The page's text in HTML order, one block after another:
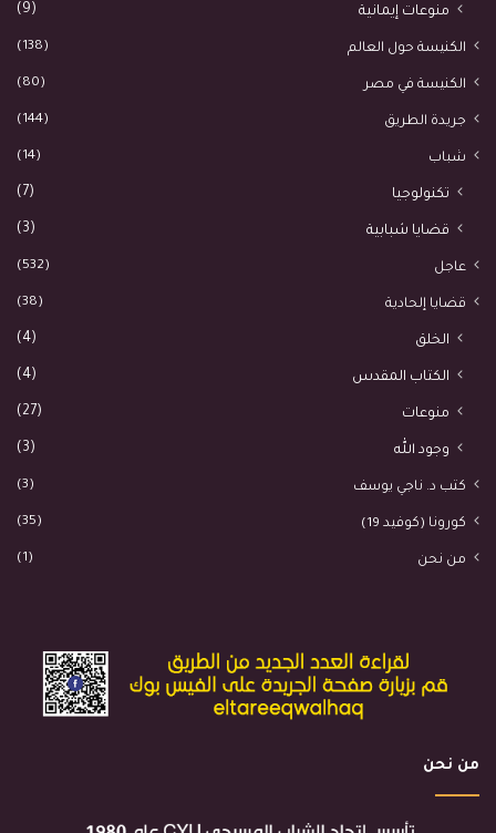
منوعات إيمانية (9)
الكنيسة حول العالم (138)
الكنيسة في مصر (80)
جريدة الطريق (144)
شباب (14)
تكنولوجيا (7)
قضايا شبابية (3)
عاجل (532)
قضايا إلحادية (38)
الخلق (4)
الكتاب المقدس (4)
منوعات (27)
وجود الله (3)
كتب د. ناجي يوسف (3)
كورونا (كوفيد 19) (35)
من نحن (1)
من نحن